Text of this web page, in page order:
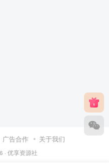
广告合作 关于我们
· 优享资源社